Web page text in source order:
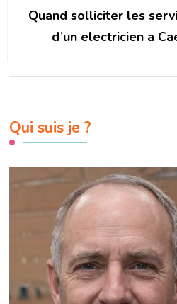
Quand solliciter les
d’un electricien a
Qui suis je ?